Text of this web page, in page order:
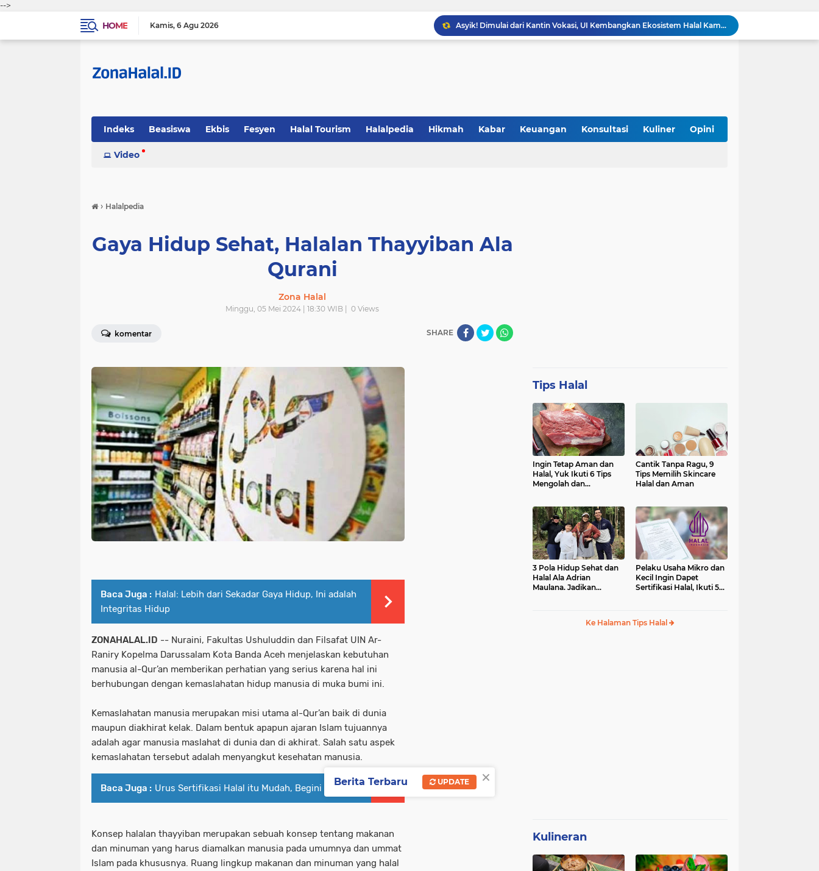
-->
HOME
Kamis 6 Agu 2026
Asyik! Dimulai dari Kantin Vokasi, UI Kembangkan Ekosistem Halal Kampus
SPPG Halal Jadi Kunci Sukses Program Makan Bergizi Gratis, Ini 5 Alasannya
Saatnya UMKM Manfaatkan Sertifikasi Halal Gratis Bareng Unmul
5 Alasan Jogja Halal Bidik Status Festival Bertaraf Internasional
Indeks Beasiswa Ekbis Fesyen Halal Tourism Halalpedia Hikmah Kabar Keuangan Konsultasi Kuliner Opini
Sosok Tekno-Sains
Video
› Halalpedia
Gaya Hidup Sehat, Halalan Thayyiban Ala
Qurani
Zona Halal
Minggu, 05 Mei 2024 | 18:30 WIB | 0 Views
komentar SHARE
Baca Juga : Halal: Lebih dari Sekadar Gaya Hidup, Ini adalah
Integritas Hidup
ZONAHALAL.ID -- Nuraini, Fakultas Ushuluddin dan Filsafat UIN Ar-
Raniry Kopelma Darussalam Kota Banda Aceh menjelaskan kebutuhan
manusia al-Qur’an memberikan perhatian yang serius karena hal ini
berhubungan dengan kemaslahatan hidup manusia di muka bumi ini.
Kemaslahatan manusia merupakan misi utama al-Qur’an baik di dunia
maupun diakhirat kelak. Dalam bentuk apapun ajaran Islam tujuannya
adalah agar manusia maslahat di dunia dan di akhirat. Salah satu aspek
kemaslahatan tersebut adalah menyangkut kesehatan manusia.
Baca Juga : Urus Sertifikasi Halal itu Mudah, Begini Caranya
Konsep halalan thayyiban merupakan sebuah konsep tentang makanan
dan minuman yang harus diamalkan manusia pada umumnya dan ummat
Islam pada khususnya. Ruang lingkup makanan dan minuman yang halal
Tips Halal
Ingin Tetap Aman dan
Halal, Yuk Ikuti 6 Tips
Mengolah dan
Cantik Tanpa Ragu, 9
Tips Memilih Skincare
Halal dan Aman
3 Pola Hidup Sehat dan
Halal Ala Adrian
Maulana. Jadikan
Pelaku Usaha Mikro dan
Kecil Ingin Dapet
Sertifikasi Halal, Ikuti 5
Ke Halaman Tips Halal
Kulineran
×
Berita Terbaru UPDATE